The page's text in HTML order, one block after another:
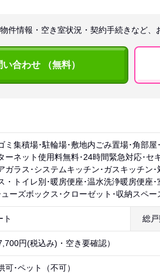
物件情報・空き室状況・契約手続きなど、
合わせ （無料）
ミ集積場･駐輪場･敷地内ごみ置場･角部
ーネット使用料無料･24時間緊急対応･
ガラス･システムキッチン･ガスキッチン
・トイレ別･暖房便座･温水洗浄暖房便座
ーズボックス･クローゼット･収納スペ
ト 総戸
円(税込み)・空き要確認）
可･ペット（不可）